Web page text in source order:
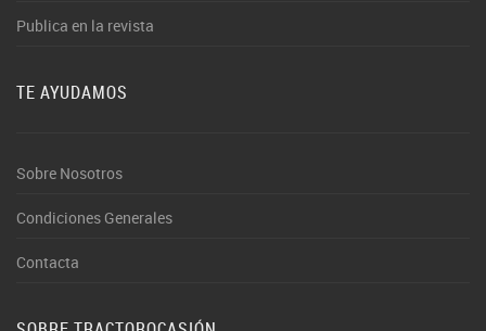
Publica en la revista
TE AYUDAMOS
Sobre Nosotros
Condiciones Generales
Contacta